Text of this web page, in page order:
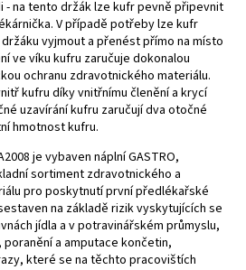
na tento držák lze kufr pevně připevnit
V případě potřeby lze kufr
vyjmout a přenést přímo na místo
ve víku kufru zaručuje dokonalou
ochranu zdravotnického materiálu.
kufru díky vnitřnímu členění a krycí
uzavírání kufru zaručují dva otočné
hmotnost kufru.
je vybaven náplní GASTRO,
sortiment zdravotnického a
pro poskytnutí první předlékařské
na základě rizik vyskytujících se
jídla a v potravinářském průmyslu,
a amputace končetin,
které se na těchto pracovištích